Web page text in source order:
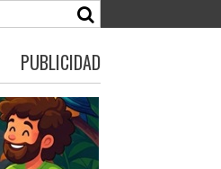
PUBLICIDAD